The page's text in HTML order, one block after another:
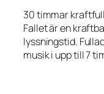
30 timmar
Fallet är en
lyssningstid.
musik i upp till 7